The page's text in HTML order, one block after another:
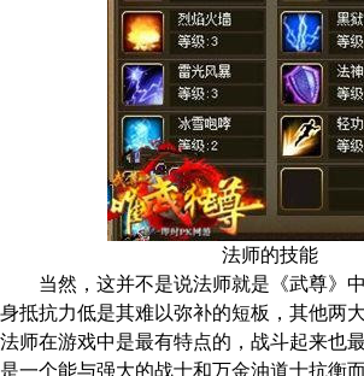
法师的技能
当然，这并不是说法师就是《武尊》中
身抵抗力低是其难以弥补的短板，其他两
法师在游戏中是最有特点的，战斗起来也
是一个能与强大的战士和万金油道士抗衡